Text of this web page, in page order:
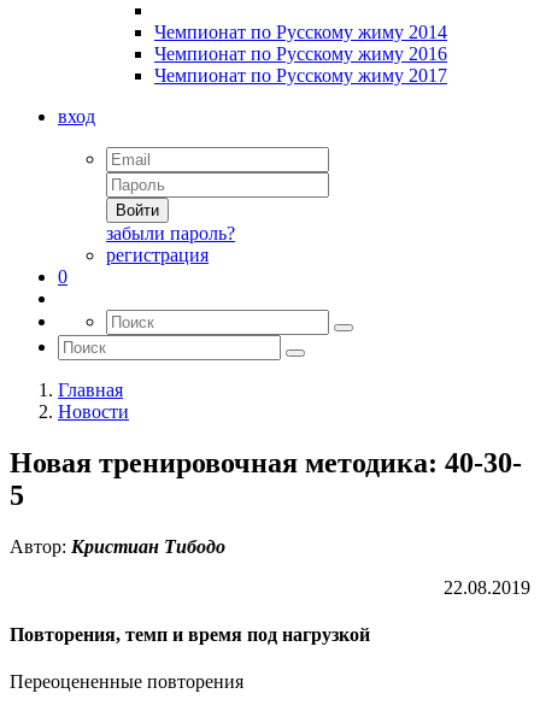
Чемпионат по Русскому жиму 2014
Чемпионат по Русскому жиму 2016
Чемпионат по Русскому жиму 2017
вход
Войти
забыли пароль?
регистрация
0
Главная
Новости
Новая тренировочная методика: 40-30-
5
Автор: Кристиан Тибодо
22.08.2019
Повторения, темп и время под нагрузкой
Переоцененные повторения